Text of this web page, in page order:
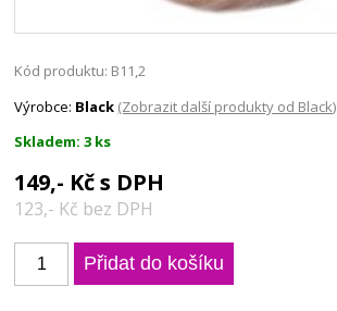
Kód produktu: B11,2
Výrobce: Black (Zobrazit další produkty od Black)
Skladem: 3 ks
149,- Kč s DPH
123,- Kč bez DPH